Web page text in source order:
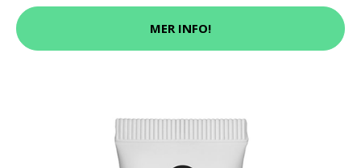
MER INFO!